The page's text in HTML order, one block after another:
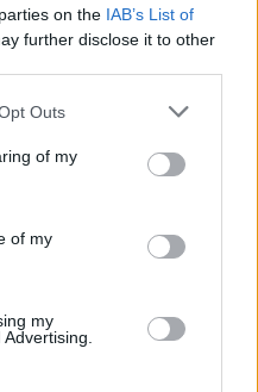
on the IAB’s List of
further disclose it to other
uses one or more Google
You may click to
and its third-party tags to
purposes in below Google
Outs
of my
of my
my
2026-08-12 20:30
08-15 18:00